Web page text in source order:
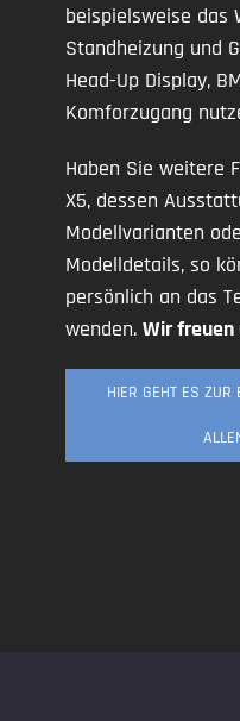
beispielsweise das
Standheizung und
Head-Up Display,
Komforzugang
Haben Sie weitere
X5, dessen
Modellvarianten
Modelldetails, so
persönlich an das
wenden. Wir freuen
HIER GEHT ES ZUR